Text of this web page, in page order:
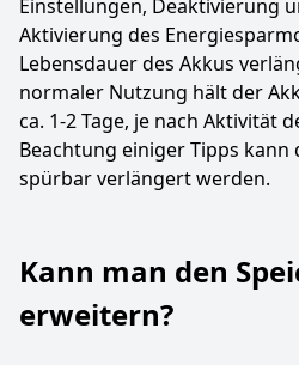
Einstellungen, Deaktivierung
Aktivierung des
Lebensdauer des Akkus
normaler Nutzung hält der
ca. 1-2 Tage, je nach Aktivität
Beachtung einiger Tipps
spürbar verlängert werden.
Kann man den
erweitern?